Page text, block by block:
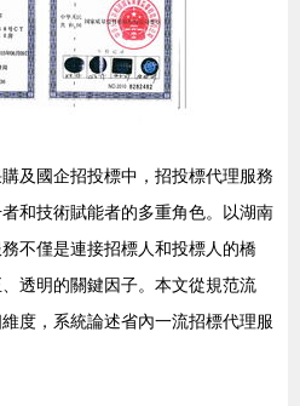
及國企招投標中，招投標代理服務
和技術賦能者的多重角色。以湖南
不僅是連接招標人和投標人的橋
透明的關鍵因子。本文從規范流
度，系統論述省內一流招標代理服